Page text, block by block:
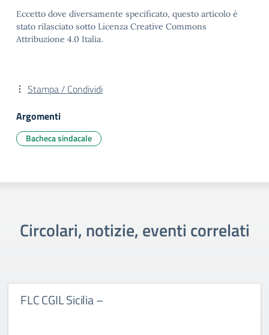
Eccetto dove diversamente specificato, questo articolo è
stato rilasciato sotto Licenza Creative Commons
Attribuzione 4.0 Italia.
Stampa / Condividi
Argomenti
Bacheca sindacale
Circolari, notizie, eventi correlati
FLC CGIL Sicilia –